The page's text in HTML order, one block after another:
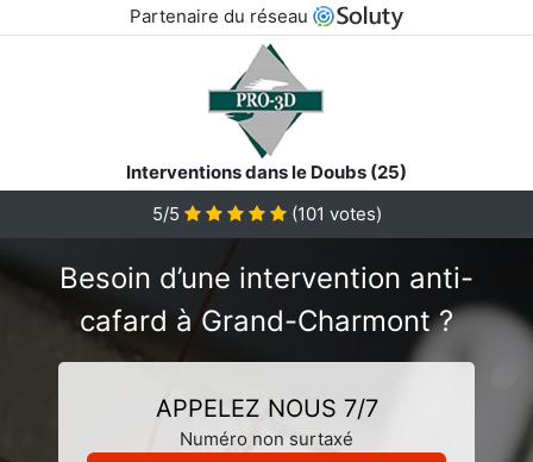
Partenaire du réseau
Interventions dans le Doubs (25)
5/5
(101 votes)
Besoin d’une intervention anti-
cafard à Grand-Charmont ?
APPELEZ NOUS 7/7
Numéro non surtaxé